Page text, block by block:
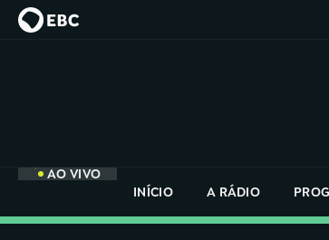
AO VIVO
INÍCIO
A RÁDIO